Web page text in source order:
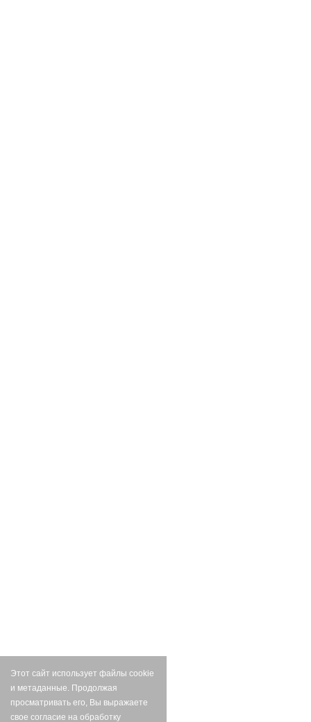
Этот сайт использует файлы cookie
и метаданные. Продолжая
просматривать его, Вы выражаете
свое согласие на обработку